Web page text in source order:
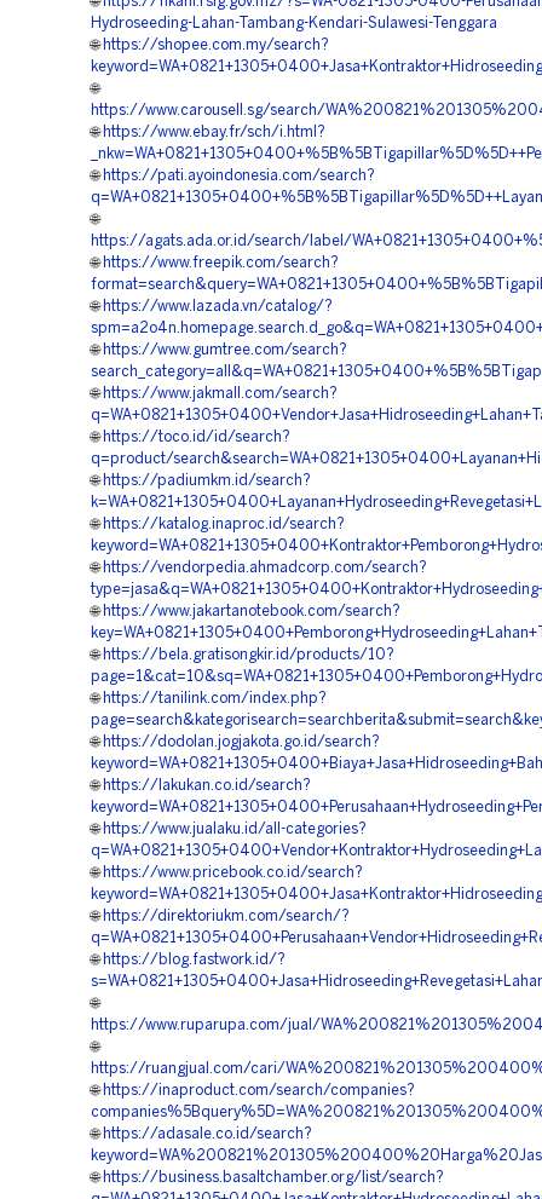
Hydroseeding-Lahan-Tambang-Kendari-Sulawesi-Tenggara
🌐 https://shopee.com.my/search?
🌐
https://www.carousell.sg/search/
🌐 https://www.ebay.fr/sch/i.html?
🌐 https://pati.ayoindonesia.com/search?
🌐
https://agats.ada.or.id/search/label/
🌐 https://www.freepik.com/search?
🌐 https://www.lazada.vn/catalog/?
🌐 https://www.gumtree.com/search?
🌐 https://www.jakmall.com/search?
🌐 https://toco.id/id/search?
q=product/
🌐 https://padiumkm.id/search?
🌐 https://katalog.inaproc.id/search?
🌐 https://vendorpedia.ahmadcorp.com/search?
🌐 https://www.jakartanotebook.com/search?
🌐 https://bela.gratisongkir.id/products/10?
🌐 https://tanilink.com/index.php?
🌐 https://dodolan.jogjakota.go.id/search?
🌐 https://lakukan.co.id/search?
🌐 https://www.jualaku.id/all-categories?
🌐 https://www.pricebook.co.id/search?
🌐 https://direktoriukm.com/search/?
🌐 https://blog.fastwork.id/?
🌐
https://www.ruparupa.com/jual/
🌐
https://ruangjual.com/cari/
🌐 https://inaproduct.com/search/companies?
🌐 https://adasale.co.id/search?
🌐 https://business.basaltchamber.org/list/search?